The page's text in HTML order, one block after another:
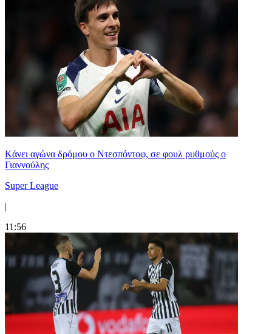
Kάνει αγώνα δρόμου ο Ντεσπόντοφ, σε φουλ ρυθμούς ο
Γιαννούλης
Super League
|
11:56